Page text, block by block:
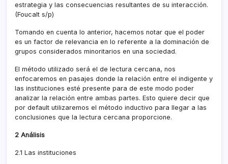
estrategia y las consecuencias resultantes de su interacción.
(Foucalt s/p)
Tomando en cuenta lo anterior, hacemos notar que el poder
es un factor de relevancia en lo referente a la dominación de
grupos considerados minoritarios en una sociedad.
El método utilizado será el de lectura cercana, nos
enfocaremos en pasajes donde la relación entre el indigente y
las instituciones esté presente para de este modo poder
analizar la relación entre ambas partes. Esto quiere decir que
por default utilizaremos el método inductivo para llegar a las
conclusiones que la lectura cercana proporcione.
2 Análisis
2.1 Las instituciones